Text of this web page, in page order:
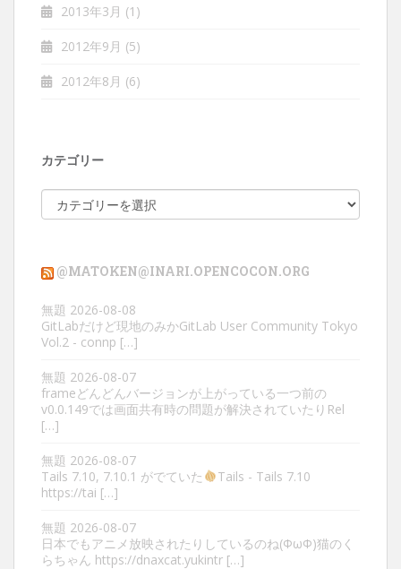
2013年3月 (1)
2012年9月 (5)
2012年8月 (6)
カテゴリー
テ
ー
@MATOKEN@INARI.OPENCOCON.ORG
無題 2026-08-08
GitLabだけど現地のみかGitLab User Community Tokyo
Vol.2 - connp […]
無題 2026-08-07
frameどんどんバージョンが上がっている一つ前の
v0.0.149では画面共有時の問題が解決されていたりRel
[…]
無題 2026-08-07
Tails 7.10, 7.10.1 がでていた
Tails - Tails 7.10
https://tai […]
無題 2026-08-07
日本でもアニメ放映されたりしているのね(ΦωΦ)猫のく
らちゃん https://dnaxcat.yukintr […]